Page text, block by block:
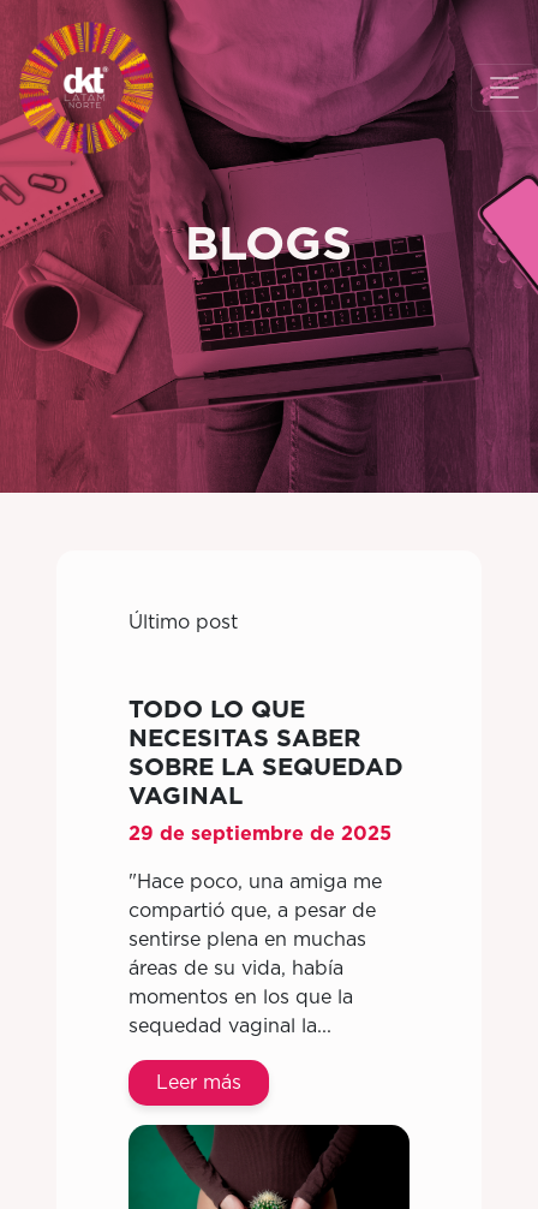
BLOGS
Último post
TODO LO QUE
NECESITAS SABER
SOBRE LA SEQUEDAD
VAGINAL
29 de septiembre de 2025
"Hace poco, una amiga me
compartió que, a pesar de
sentirse plena en muchas
áreas de su vida, había
momentos en los que la
sequedad vaginal la...
Leer más